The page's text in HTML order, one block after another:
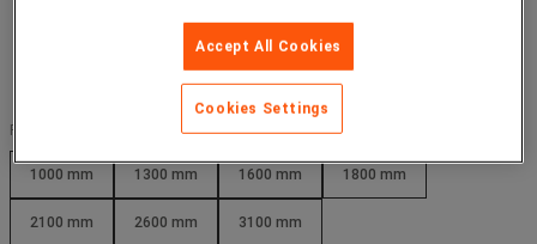
Platform, højde (mm) :
1000 mm 1300 mm 1600 mm 1800 mm
2100 mm 2600 mm 3100 mm
Accept All Cookies
Cookies Settings